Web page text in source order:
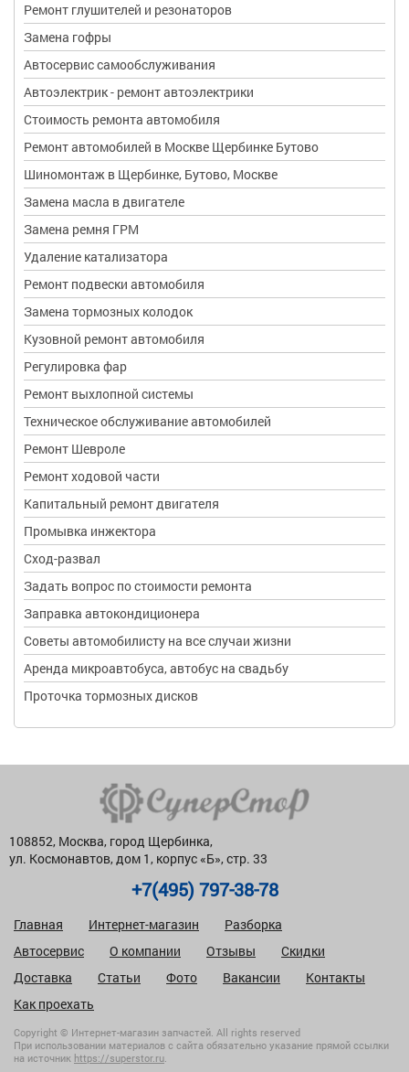
Ремонт глушителей и резонаторов
Замена гофры
Автосервис самообслуживания
Автоэлектрик - ремонт автоэлектрики
Стоимость ремонта автомобиля
Ремонт автомобилей в Москве Щербинке Бутово
Шиномонтаж в Щербинке, Бутово, Москве
Замена масла в двигателе
Замена ремня ГРМ
Удаление катализатора
Ремонт подвески автомобиля
Замена тормозных колодок
Кузовной ремонт автомобиля
Регулировка фар
Ремонт выхлопной системы
Техническое обслуживание автомобилей
Ремонт Шевроле
Ремонт ходовой части
Капитальный ремонт двигателя
Промывка инжектора
Сход-развал
Задать вопрос по стоимости ремонта
Заправка автокондиционера
Советы автомобилисту на все случаи жизни
Аренда микроавтобуса, автобус на свадьбу
Проточка тормозных дисков
108852, Москва, город Щербинка,
ул. Космонавтов, дом 1, корпус «Б», стр. 33
+7(495) 797-38-78
Главная Интернет-магазин
Разборка
Автосервис
О компании Отзывы
Скидки
Доставка
Статьи Фото Вакансии
Контакты
Как проехать
Copyright © Интернет-магазин запчастей. All rights reserved
При использовании материалов с сайта обязательно указание прямой ссылки
на источник https://superstor.ru